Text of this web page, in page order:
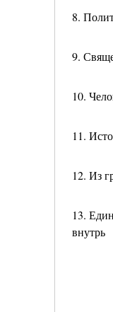
8.
9.
10.
11.
12. Из
13.
внутрь